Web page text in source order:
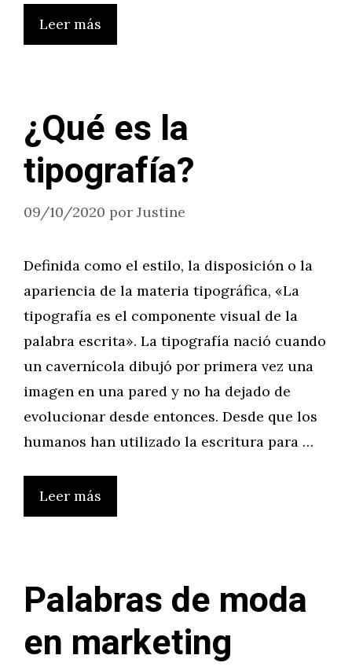
Leer más
¿Qué es la
tipografía?
09/10/2020 por Justine
Definida como el estilo, la disposición o la
apariencia de la materia tipográfica, «La
tipografía es el componente visual de la
palabra escrita». La tipografía nació cuando
un cavernícola dibujó por primera vez una
imagen en una pared y no ha dejado de
evolucionar desde entonces. Desde que los
humanos han utilizado la escritura para …
Leer más
Palabras de moda
en marketing